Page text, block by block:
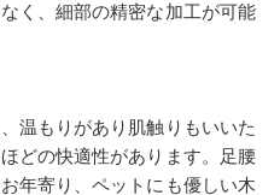
く、細部の精密な加工が可能
温もりがあり肌触りもいいた
どの快適性があります。足腰
年寄り、ペットにも優しい木